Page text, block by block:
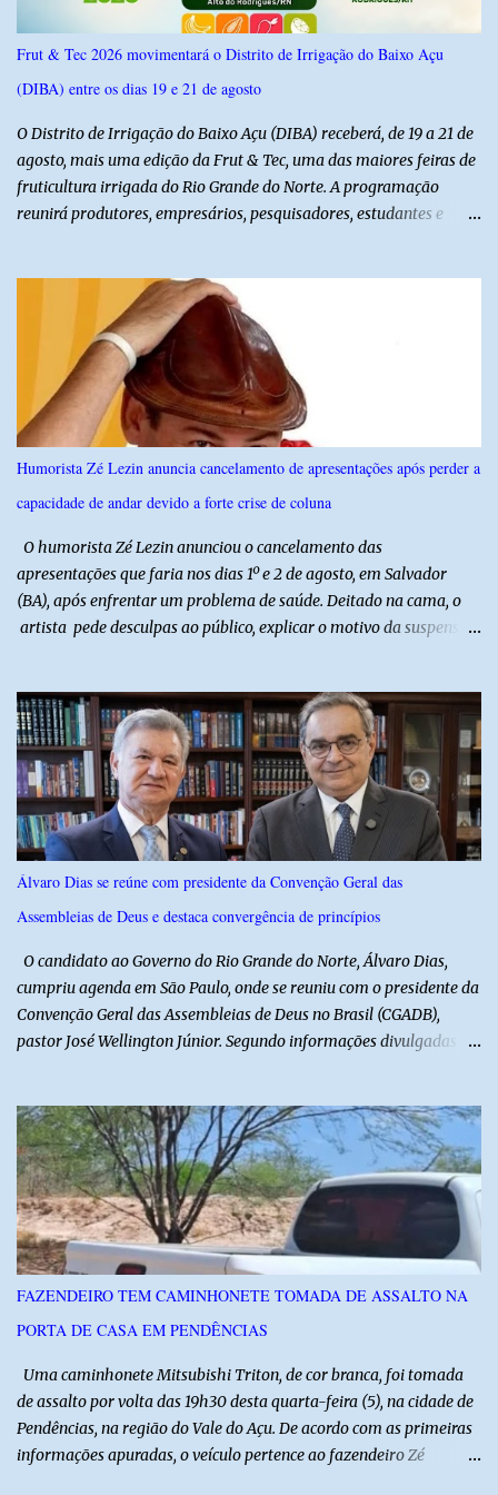
Frut & Tec 2026 movimentará o Distrito de Irrigação do Baixo Açu
(DIBA) entre os dias 19 e 21 de agosto
O Distrito de Irrigação do Baixo Açu (DIBA) receberá, de 19 a 21 de
agosto, mais uma edição da Frut & Tec, uma das maiores feiras de
fruticultura irrigada do Rio Grande do Norte. A programação
reunirá produtores, empresários, pesquisadores, estudantes e
instituições e tecnologias voltadas ao setor. Além das atividades
técnicas, a feira contará com programação cultural. No dia 20 de
agosto, o público poderá prestigiar o show de humor com Mução,
seguido de apresentação musical de Vê Barreto. A Frut & Tec
reforça a importância do Distrito de Irrigação do Baixo Açu como
referência na fruticultura irrigada, promovendo conhecimento,
Humorista Zé Lezin anuncia cancelamento de apresentações após perder a
capacidade de andar devido a forte crise de coluna
O humorista Zé Lezin anunciou o cancelamento das
apresentações que faria nos dias 1º e 2 de agosto, em Salvador
(BA), após enfrentar um problema de saúde. Deitado na cama, o
artista pede desculpas ao público, explicar o motivo da suspensão
impossível viajar e subir ao palco. O comediante contou que
precisou ser levado a um hospital depois de perder a capacidade
de andar normalmente. “Eu não estou conseguindo nem me
levantar direito da cama. É um processo muito dolorido”, relatou o
humorista. Durante o atendimento médico, o humorista foi
diagnosticado com “bico de papagaio” na região da coluna. De
equipe responsável, que acompanha o tratamento. Zé Lezin
afirmou ainda que está passando por um tratamento intenso, com
aplicação de injeções, terapia, repouso e uso de medicamentos. Ele
Álvaro Dias se reúne com presidente da Convenção Geral das
Assembleias de Deus e destaca convergência de princípios
O candidato ao Governo do Rio Grande do Norte, Álvaro Dias,
cumpriu agenda em São Paulo, onde se reuniu com o presidente da
Convenção Geral das Assembleias de Deus no Brasil (CGADB),
pastor José Wellington Júnior. Segundo informações divulgadas
político nacional e estadual. De acordo com a campanha de Álvaro
Dias, o pastor José Wellington Júnior manifestou apoio à
candidatura e ressaltou a importância da participação dos cristãos
no processo democrático, defendendo a valorização de princípios
como a defesa da família, o combate à corrupção, o
enfrentamento às drogas e a proteção da vida. Ainda segundo a
Assembleia de Deus possui uma das maiores estruturas religiosas
FAZENDEIRO TEM CAMINHONETE TOMADA DE ASSALTO NA
PORTA DE CASA EM PENDÊNCIAS
Uma caminhonete Mitsubishi Triton, de cor branca, foi tomada
de assalto por volta das 19h30 desta quarta-feira (5), na cidade de
Pendências, na região do Vale do Açu. De acordo com as primeiras
informações apuradas, o veículo pertence ao fazendeiro Zé